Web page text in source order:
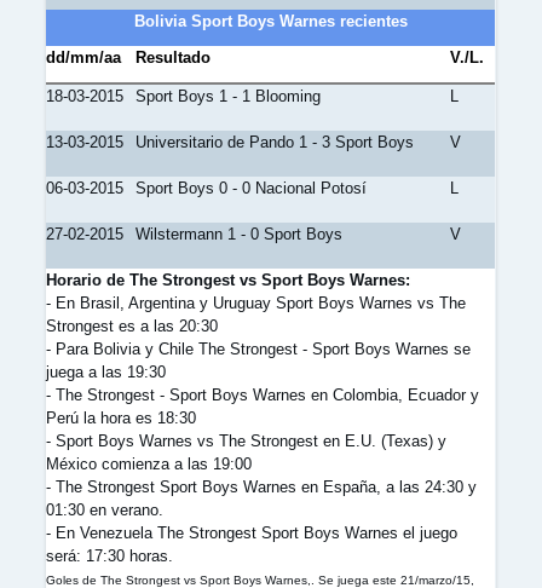
Bolivia Sport Boys Warnes recientes
dd/mm/aa
Resultado V./L.
18-03-2015 Sport Boys 1 - 1 Blooming L
13-03-2015 Universitario de Pando 1 - 3 Sport Boys V
06-03-2015 Sport Boys 0 - 0 Nacional Potosí L
27-02-2015 Wilstermann 1 - 0 Sport Boys V
Horario de The Strongest vs Sport Boys Warnes:
- En Brasil, Argentina y Uruguay Sport Boys Warnes vs The
Strongest es a las 20:30
- Para Bolivia y Chile The Strongest - Sport Boys Warnes se
juega a las 19:30
- The Strongest - Sport Boys Warnes en Colombia, Ecuador y
Perú la hora es 18:30
- Sport Boys Warnes vs The Strongest en E.U. (Texas) y
México comienza a las 19:00
- The Strongest Sport Boys Warnes en España, a las 24:30 y
01:30 en verano.
- En Venezuela The Strongest Sport Boys Warnes el juego
será: 17:30 horas.
Goles de The Strongest vs Sport Boys Warnes,. Se juega este 21/marzo/15,